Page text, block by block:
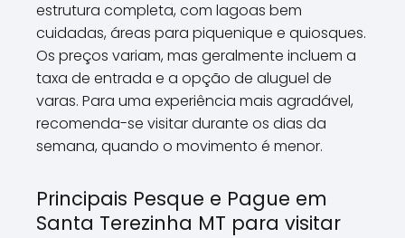
estrutura completa, com lagoas bem
cuidadas, áreas para piquenique e quiosques.
Os preços variam, mas geralmente incluem a
taxa de entrada e a opção de aluguel de
varas. Para uma experiência mais agradável,
recomenda-se visitar durante os dias da
semana, quando o movimento é menor.
Principais Pesque e Pague em
Santa Terezinha MT para visitar